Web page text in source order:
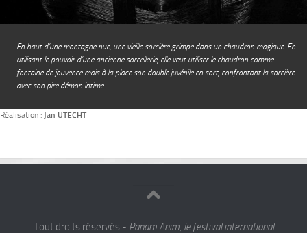
En haut d’une montagne nue, une vieille sorcière grimpe dans un chaudron magique. En
utilisant le pouvoir d’une ancienne sorcellerie, elle veut utiliser le chaudron comme
fontaine de jouvence mais à la place son double juvénile en sort, confrontant la sorcière
avec son pire démon intime.
Réalisation : Jan UTECHT
Tout droits réservés - Panam Anim, le festival international